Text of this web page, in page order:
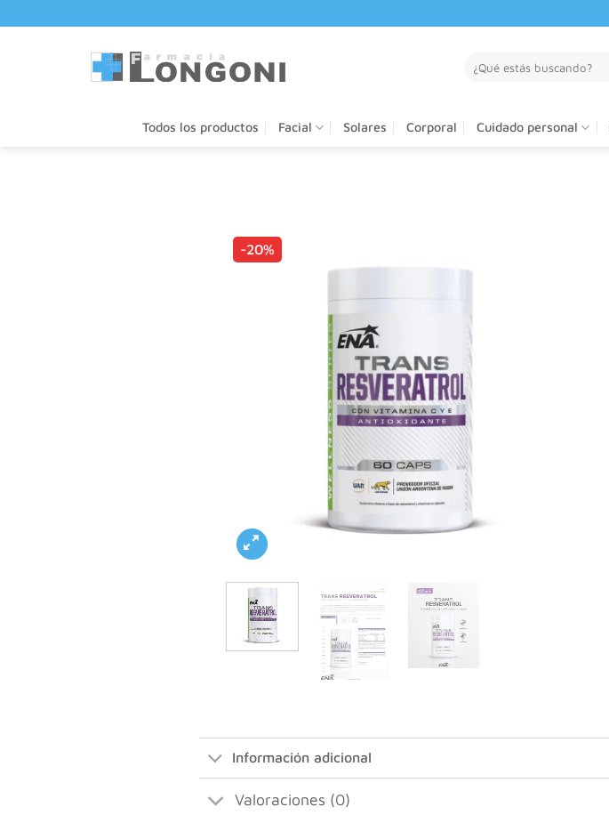
al
por:
Todos los productos Facial Solares Corporal Cuidado personal
-20%
Información adicional
Valoraciones (0)